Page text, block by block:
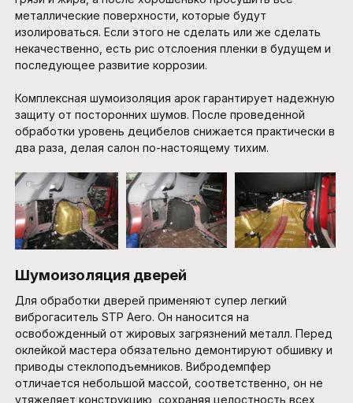
металлические поверхности, которые будут
изолироваться. Если этого не сделать или же сделать
некачественно, есть рис отслоения пленки в будущем и
последующее развитие коррозии.
Комплексная шумоизоляция арок гарантирует надежную
защиту от посторонних шумов. После проведенной
обработки уровень децибелов снижается практически в
два раза, делая салон по-настоящему тихим.
Шумоизоляция дверей
Для обработки дверей применяют супер легкий
виброгаситель STP Aero. Он наносится на
освобожденный от жировых загрязнений металл. Перед
оклейкой мастера обязательно демонтируют обшивку и
приводы стеклоподъемников. Вибродемпфер
отличается небольшой массой, соответственно, он не
утяжеляет конструкцию, сохраняя целостность всех